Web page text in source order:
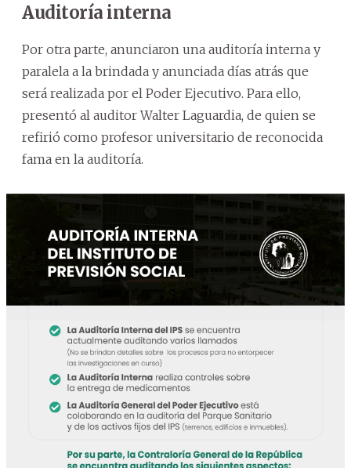
Auditoría interna
Por otra parte, anunciaron una auditoría interna y
paralela a la brindada y anunciada días atrás que
será realizada por el Poder Ejecutivo. Para ello,
presentó al auditor Walter Laguardia, de quien se
refirió como profesor universitario de reconocida
fama en la auditoría.